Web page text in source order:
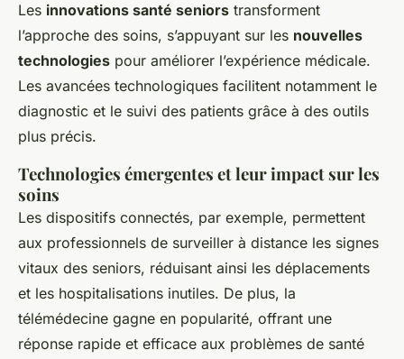
Les innovations santé seniors transforment
l’approche des soins, s’appuyant sur les nouvelles
technologies pour améliorer l’expérience médicale.
Les avancées technologiques facilitent notamment le
diagnostic et le suivi des patients grâce à des outils
plus précis.
Technologies émergentes et leur impact sur les
soins
Les dispositifs connectés, par exemple, permettent
aux professionnels de surveiller à distance les signes
vitaux des seniors, réduisant ainsi les déplacements
et les hospitalisations inutiles. De plus, la
télémédecine gagne en popularité, offrant une
réponse rapide et efficace aux problèmes de santé